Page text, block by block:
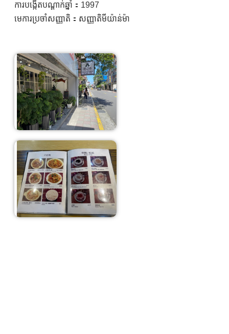
ការបង្កើតបណ្តាក់ឆ្នាំ：1997
មេការប្រចាំសញ្ញាតិ：សញ្ញាតិមីយ៉ាន់ម៉ា